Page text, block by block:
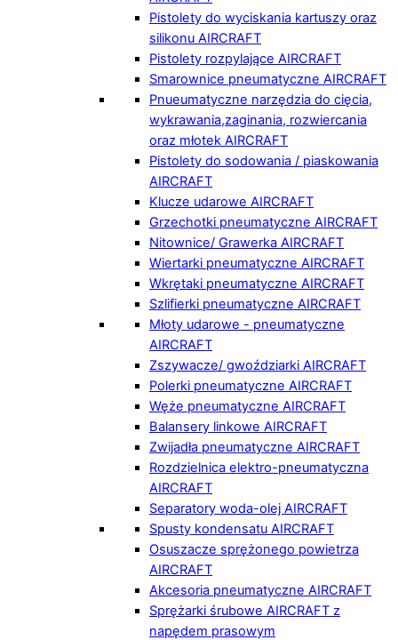
Pistolety do wyciskania kartuszy oraz
silikonu AIRCRAFT
Pistolety rozpylające AIRCRAFT
Smarownice pneumatyczne AIRCRAFT
Pnueumatyczne narzędzia do cięcia,
wykrawania,zaginania, rozwiercania
oraz młotek AIRCRAFT
Pistolety do sodowania / piaskowania
AIRCRAFT
Klucze udarowe AIRCRAFT
Grzechotki pneumatyczne AIRCRAFT
Nitownice/ Grawerka AIRCRAFT
Wiertarki pneumatyczne AIRCRAFT
Wkrętaki pneumatyczne AIRCRAFT
Szlifierki pneumatyczne AIRCRAFT
Młoty udarowe - pneumatyczne
AIRCRAFT
Zszywacze/ gwoździarki AIRCRAFT
Polerki pneumatyczne AIRCRAFT
Węże pneumatyczne AIRCRAFT
Balansery linkowe AIRCRAFT
Zwijadła pneumatyczne AIRCRAFT
Rozdzielnica elektro-pneumatyczna
AIRCRAFT
Separatory woda-olej AIRCRAFT
Spusty kondensatu AIRCRAFT
Osuszacze sprężonego powietrza
AIRCRAFT
Akcesoria pneumatyczne AIRCRAFT
Sprężarki śrubowe AIRCRAFT z
napędem prasowym